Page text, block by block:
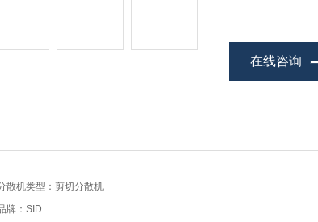
在线咨询
散机类型：剪切分散机
牌：SID